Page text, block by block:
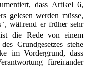
dass Artikel 6,
gelesen werden müsse,
während er früher sehr
die Rede von einem
Grundgesetzes stehe
im Vordergrund, dass
füreinander